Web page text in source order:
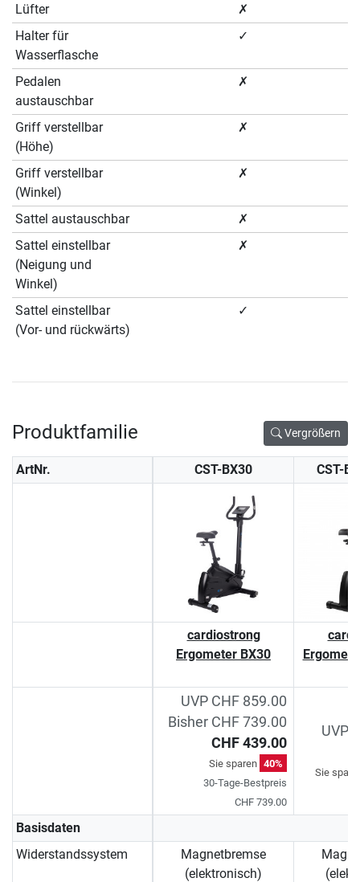
Lüfter
✗
Halter für
Wasserflasche
✓
Pedalen
austauschbar
✗
Griff verstellbar
(Höhe)
✗
Griff verstellbar
(Winkel)
✗
Sattel austauschbar
✗
Sattel einstellbar
(Neigung und
Winkel)
✗
Sattel einstellbar
(Vor- und rückwärts)
✓
Produktfamilie Vergrößern
ArtNr. CST-BX30 CST-
cardiostrong
Ergometer BX30
UVP CHF 859.00
Bisher CHF 739.00
CHF 439.00
Sie sparen 40%
30-Tage-Bestpreis
CHF 739.00
UVP
Sie
Basisdaten
Widerstandssystem
Magnetbremse
(elektronisch)